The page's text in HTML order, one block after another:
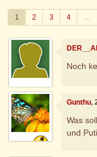
1 2 3 4 …
Noch
Gunthu,
Was
und